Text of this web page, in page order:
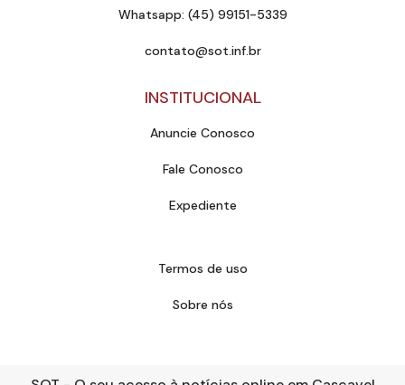
Whatsapp: (45) 99151-5339
contato@sot.inf.br
INSTITUCIONAL
Anuncie Conosco
Fale Conosco
Expediente
Termos de uso
Sobre nós